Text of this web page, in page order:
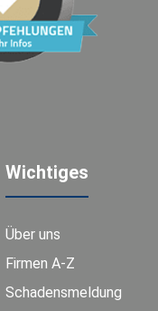
Wichtiges
Über uns
Firmen A-Z
Schadensmeldung